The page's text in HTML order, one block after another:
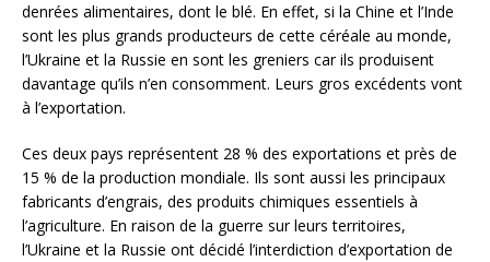
denrées alimentaires, dont le blé. En effet, si la Chine et l’Inde
sont les plus grands producteurs de cette céréale au monde,
l’Ukraine et la Russie en sont les greniers car ils produisent
davantage qu’ils n’en consomment. Leurs gros excédents vont
à l’exportation.
Ces deux pays représentent 28 % des exportations et près de
15 % de la production mondiale. Ils sont aussi les principaux
fabricants d’engrais, des produits chimiques essentiels à
l’agriculture. En raison de la guerre sur leurs territoires,
l’Ukraine et la Russie ont décidé l’interdiction d’exportation de